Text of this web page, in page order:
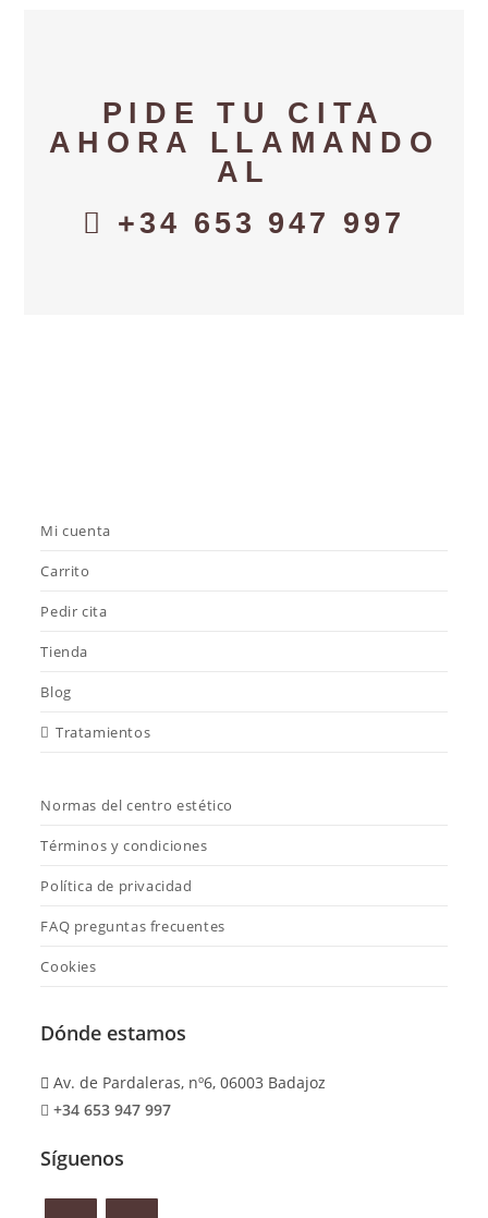
PIDE TU CITA
AHORA LLAMANDO
AL
+34 653 947 997
Mi cuenta
Carrito
Pedir cita
Tienda
Blog
Tratamientos
Normas del centro estético
Términos y condiciones
Política de privacidad
FAQ preguntas frecuentes
Cookies
Dónde estamos
Av. de Pardaleras, nº6, 06003 Badajoz
+34 653 947 997
Síguenos